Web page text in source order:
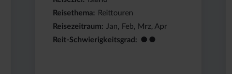
Reisethema
Reittouren
Reisezeitraum
Jan, Feb, Mrz, Apr
Reit-Schwierigkeitsgrad
●●